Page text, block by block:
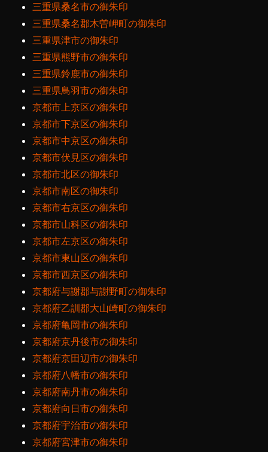
三重県桑名市の御朱印
三重県桑名郡木曽岬町の御朱印
三重県津市の御朱印
三重県熊野市の御朱印
三重県鈴鹿市の御朱印
三重県鳥羽市の御朱印
京都市上京区の御朱印
京都市下京区の御朱印
京都市中京区の御朱印
京都市伏見区の御朱印
京都市北区の御朱印
京都市南区の御朱印
京都市右京区の御朱印
京都市山科区の御朱印
京都市左京区の御朱印
京都市東山区の御朱印
京都市西京区の御朱印
京都府与謝郡与謝野町の御朱印
京都府乙訓郡大山崎町の御朱印
京都府亀岡市の御朱印
京都府京丹後市の御朱印
京都府京田辺市の御朱印
京都府八幡市の御朱印
京都府南丹市の御朱印
京都府向日市の御朱印
京都府宇治市の御朱印
京都府宮津市の御朱印